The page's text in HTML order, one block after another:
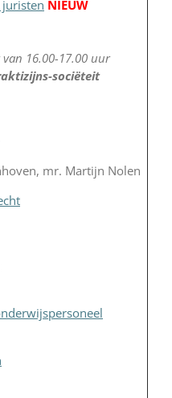
juristen NIEUW
16.00-17.00 uur
sociëteit
mr. Martijn Nolen